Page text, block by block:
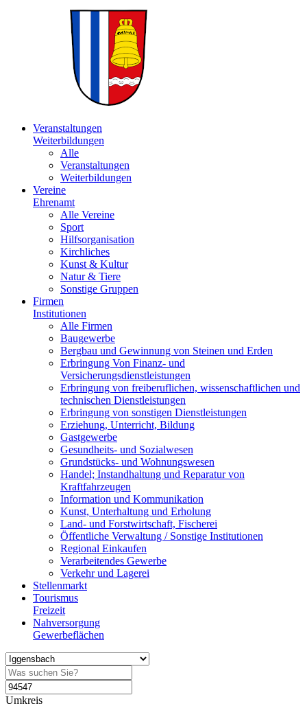
Veranstaltungen
Weiterbildungen
Alle
Veranstaltungen
Weiterbildungen
Vereine
Ehrenamt
Alle Vereine
Sport
Hilfsorganisation
Kirchliches
Kunst & Kultur
Natur & Tiere
Sonstige Gruppen
Firmen
Institutionen
Alle Firmen
Baugewerbe
Bergbau und Gewinnung von Steinen und Erden
Erbringung Von Finanz- und
Versicherungsdienstleistungen
Erbringung von freiberuflichen, wissenschaftlichen und
technischen Dienstleistungen
Erbringung von sonstigen Dienstleistungen
Erziehung, Unterricht, Bildung
Gastgewerbe
Gesundheits- und Sozialwesen
Grundstücks- und Wohnungswesen
Handel; Instandhaltung und Reparatur von
Kraftfahrzeugen
Information und Kommunikation
Kunst, Unterhaltung und Erholung
Land- und Forstwirtschaft, Fischerei
Öffentliche Verwaltung / Sonstige Institutionen
Regional Einkaufen
Verarbeitendes Gewerbe
Verkehr und Lagerei
Stellenmarkt
Tourismus
Freizeit
Nahversorgung
Gewerbeflächen
Umkreis